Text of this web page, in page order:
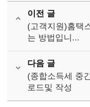
이전 글
(고객지원)홈택
는 방법입니...
다음 글
(종합소득세 중
로드및 작성